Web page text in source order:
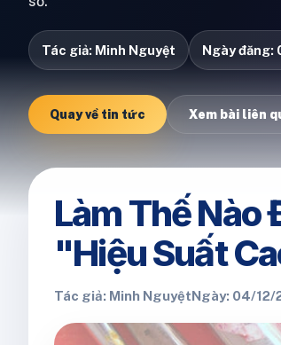
Tác giả: Minh Nguyệt Ngày đăng:
Quay về tin tức Xem bài liên
Làm Thế Nào
"Hiệu Suất
Tác giả: Minh NguyệtNgày: 04/12/